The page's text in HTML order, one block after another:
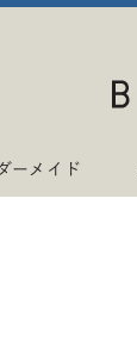
ーメイド